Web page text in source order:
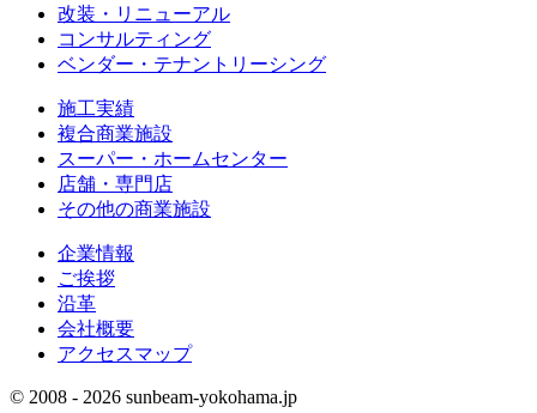
改装・リニューアル
コンサルティング
ベンダー・テナントリーシング
施工実績
複合商業施設
スーパー・ホームセンター
店舗・専門店
その他の商業施設
企業情報
ご挨拶
沿革
会社概要
アクセスマップ
© 2008 - 2026 sunbeam-yokohama.jp